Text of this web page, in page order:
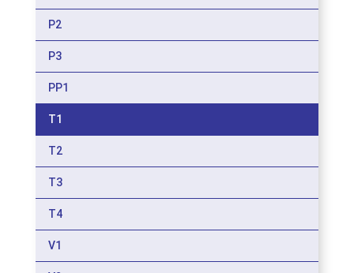
P2
P3
PP1
T1
T2
T3
T4
V1